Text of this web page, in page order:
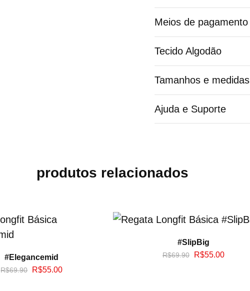
Meios de pagamento
Tecido Algodão
Tamanhos e medidas
Ajuda e Suporte
produtos relacionados
#Elegancemid
R$69.90 R$55.00
#SlipBig
R$69.90 R$55.00